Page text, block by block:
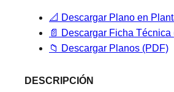
📐 Descargar Plano en
📄 Descargar Ficha Técnica
📁 Descargar Planos (PDF)
DESCRIPCIÓN